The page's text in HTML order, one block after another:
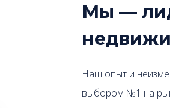
Мы —
Наш опыт и
выбором №1 на